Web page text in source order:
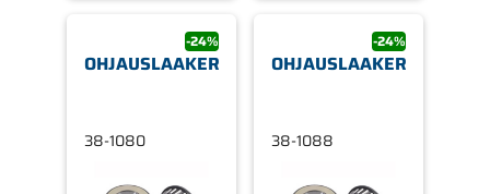
-24%
OHJAUSLAAKERISARJA
38-1080
-24%
OHJAUSLAAKERISARJA
38-1088